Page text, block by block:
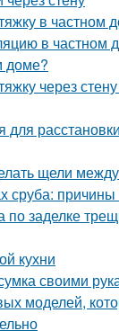
в частном
в частном
доме?
через
щели
сруба:
по заделке
кухни
своими
моделей,